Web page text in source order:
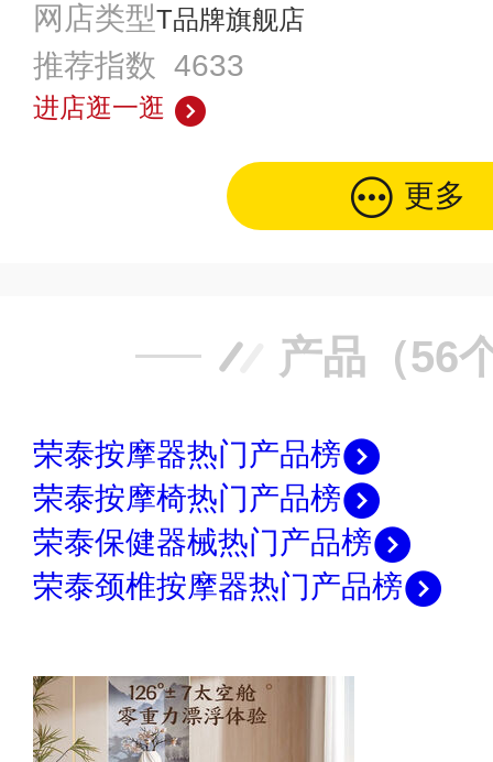
网店类型T品牌旗舰店
推荐指数 4633
进店逛一逛
更多
产品（56
荣泰按摩器热门产品榜
荣泰按摩椅热门产品榜
荣泰保健器械热门产品榜
荣泰颈椎按摩器热门产品榜